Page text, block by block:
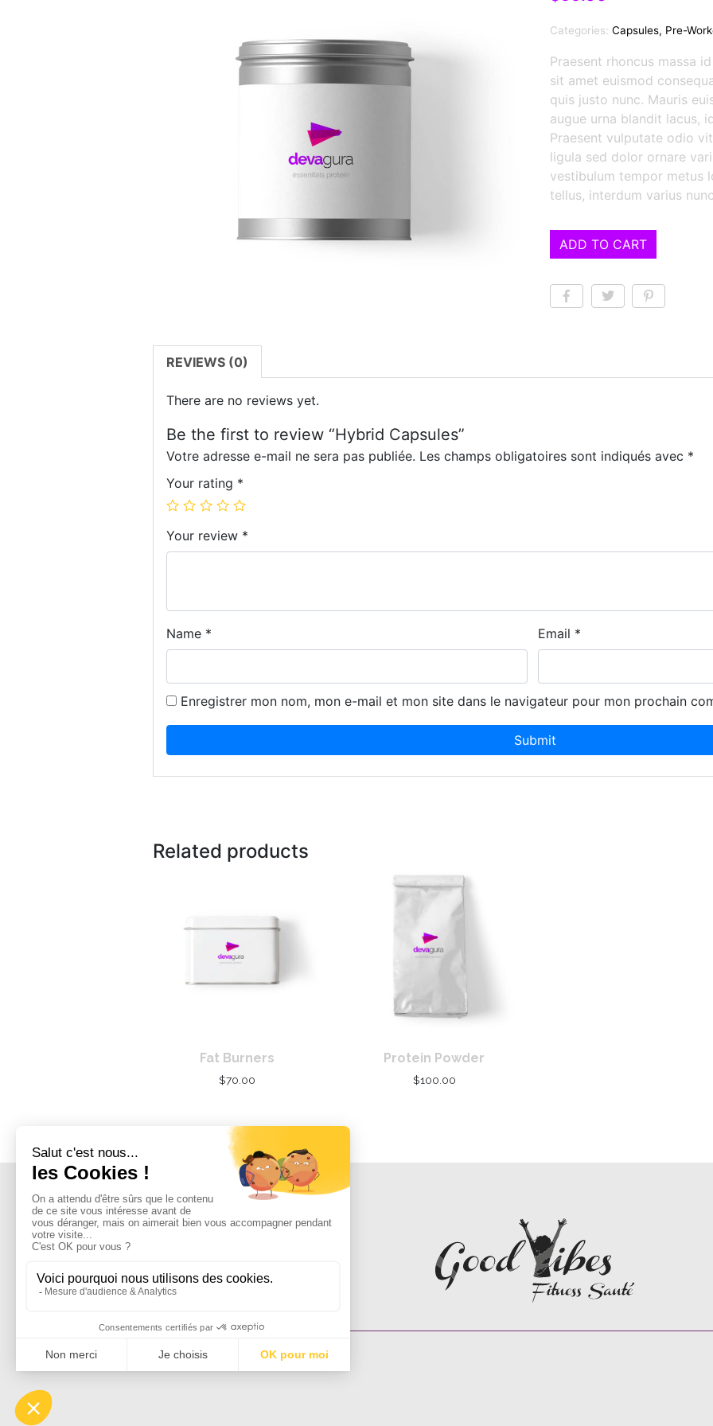
Categories: Capsules, Pre-
Praesent rhoncus massa
sit amet euismod
quis justo nunc. Mauris
augue urna blandit lacus,
Praesent vulputate odio
ligula sed dolor ornare
vestibulum tempor metus
tellus, interdum varius
ADD TO CART
REVIEWS (0)
There are no reviews yet.
Be the first to review “Hybrid Capsules”
Votre adresse e-mail ne sera pas publiée. Les champs obligatoires sont indiqués avec *
Your rating *
Your review *
Name * Email *
Enregistrer mon nom, mon e-mail et mon site dans le navigateur pour mon prochain
Related products
Fat Burners
$70.00
Protein Powder
$100.00